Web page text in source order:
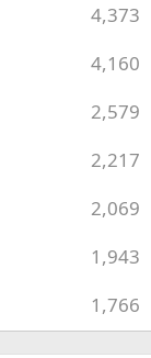
4,373
4,160
2,579
2,217
2,069
1,943
1,766